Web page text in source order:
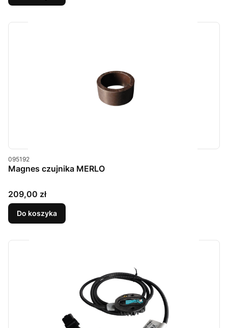
Kod produktu
095192
Magnes czujnika MERLO
Cena
209,00 zł
Do koszyka